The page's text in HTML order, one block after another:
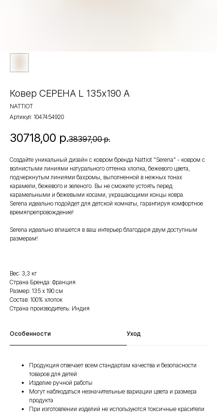
Ковер СЕРЕНА L 135х190 A
NATTIOT
Артикул: 1047454920
30718,00 р.38397,00 р.
Создайте уникальный дизайн с ковром бренда Nattiot "Serena" - ковром с
волнистыми линиями натурального оттенка хлопка, бежевого цвета,
подчеркнутым линиями бахромы, выполненной в нежных тонах
карамели, бежевого и зеленого. Вы не сможете устоять перед
карамельными и бежевыми косами, украшающими концы ковра.
Serena идеально подойдет для детской комнаты, гарантируя комфортное
времяпрепровождение!
Serena идеально впишется в ваш интерьер благодаря двум доступным
размерам!
Вес: 3,3 кг
Страна Бренда: Франция
Размер: 135 х 190 см
Состав: 100% хлопок
Страна производитель: Индия
Особенности Уход
Продукция отвечает всем стандартам качества и безопасности
товаров для детей
Изделие ручной работы
Могут наблюдаться незначительные вариации цвета и размера
продукта
При изготовлении изделий не используются токсичные красители